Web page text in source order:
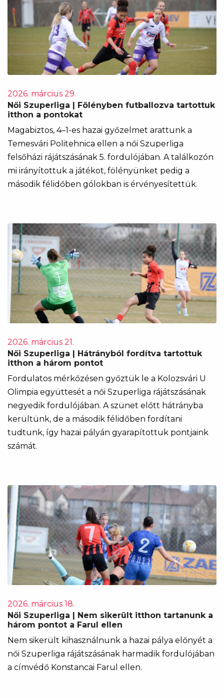
2026. március 29.
Női Szuperliga | Fölényben futballozva tartottuk
itthon a pontokat
Magabiztos, 4–1-es hazai győzelmet arattunk a
Temesvári Politehnica ellen a női Szuperliga
felsőházi rájátszásának 5. fordulójában. A találkozón
mi irányítottuk a játékot, fölényünket pedig a
második félidőben gólokban is érvényesítettük.
2026. március 21.
Női Szuperliga | Hátrányból fordítva tartottuk
itthon a három pontot
Fordulatos mérkőzésen győztük le a Kolozsvári U
Olimpia együttesét a női Szuperliga rájátszásának
negyedik fordulójában. A szünet előtt hátrányba
kerültünk, de a második félidőben fordítani
tudtunk, így hazai pályán gyarapítottuk pontjaink
számát.
2026. március 18.
Női Szuperliga | Nem sikerült itthon tartanunk a
három pontot a Farul ellen
Nem sikerült kihasználnunk a hazai pálya előnyét a
női Szuperliga rájátszásának harmadik fordulójában
a címvédő Konstancai Farul ellen.